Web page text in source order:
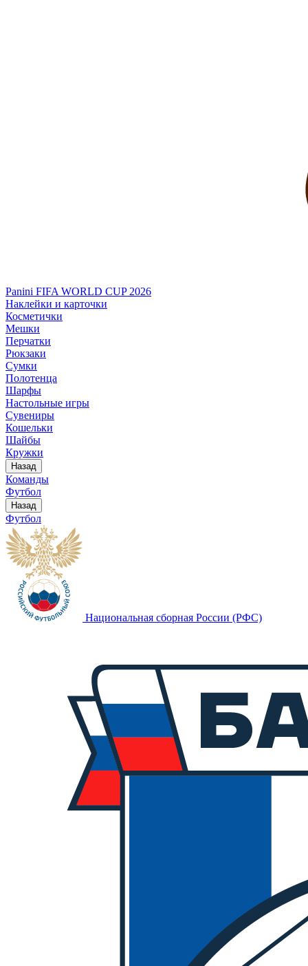
Panini FIFA WORLD CUP 2026
Наклейки и карточки
Косметички
Мешки
Перчатки
Рюкзаки
Сумки
Полотенца
Шарфы
Настольные игры
Сувениры
Кошельки
Шайбы
Кружки
Назад
Команды
Футбол
Назад
Футбол
Национальная сборная России (РФС)